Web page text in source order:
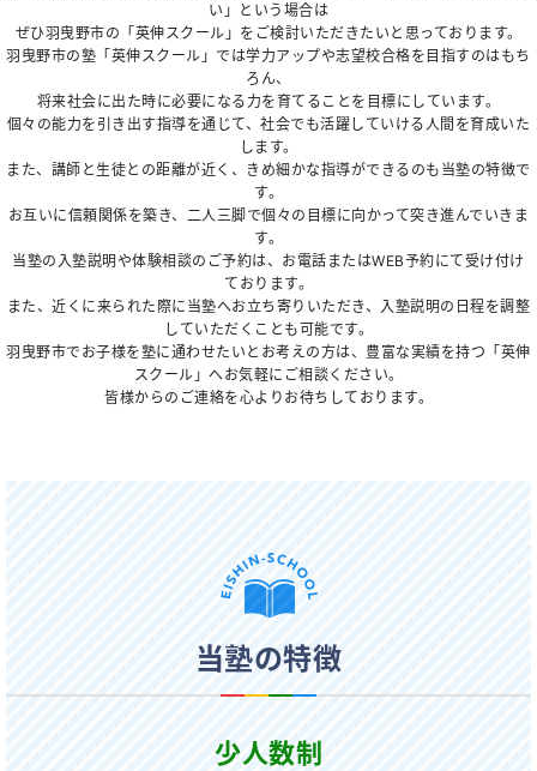
い」という場合は
ぜひ羽曳野市の「英伸スクール」をご検討いただきたいと思っております。
羽曳野市の塾「英伸スクール」では学力アップや志望校合格を目指すのはもち
ろん、
将来社会に出た時に必要になる力を育てることを目標にしています。
個々の能力を引き出す指導を通じて、社会でも活躍していける人間を育成いた
します。
また、講師と生徒との距離が近く、きめ細かな指導ができるのも当塾の特徴で
す。
お互いに信頼関係を築き、二人三脚で個々の目標に向かって突き進んでいきま
す。
当塾の入塾説明や体験相談のご予約は、お電話またはWEB予約にて受け付け
ております。
また、近くに来られた際に当塾へお立ち寄りいただき、入塾説明の日程を調整
していただくことも可能です。
羽曳野市でお子様を塾に通わせたいとお考えの方は、豊富な実績を持つ「英伸
スクール」へお気軽にご相談ください。
皆様からのご連絡を心よりお待ちしております。
当塾の特徴
少人数制